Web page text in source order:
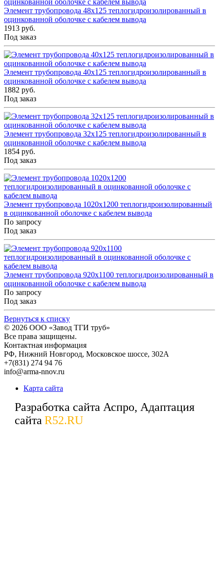
Элемент трубопровода 48x125 теплогидроизолированный в
оцинкованной оболочке с кабелем вывода
1913 руб.
Под заказ
Элемент трубопровода 40x125 теплогидроизолированный в
оцинкованной оболочке с кабелем вывода
1882 руб.
Под заказ
Элемент трубопровода 32x125 теплогидроизолированный в
оцинкованной оболочке с кабелем вывода
1854 руб.
Под заказ
Элемент трубопровода 1020x1200 теплогидроизолированный
в оцинкованной оболочке с кабелем вывода
По запросу
Под заказ
Элемент трубопровода 920x1100 теплогидроизолированный в
оцинкованной оболочке с кабелем вывода
По запросу
Под заказ
Вернуться к списку
© 2026 ООО «Завод ТГИ труб»
Все права защищены.
Контактная информация
РФ, Нижний Новгород, Московское шоссе, 302А
+7(831) 274 94 76
info@arma-nnov.ru
Карта сайта
Разработка сайта Аспро, Адаптация
сайта R52.RU